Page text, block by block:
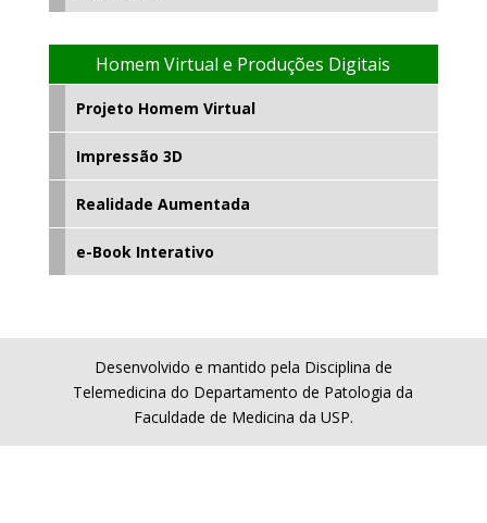
Homem Virtual e Produções Digitais
Projeto Homem Virtual
Impressão 3D
Realidade Aumentada
e-Book Interativo
Desenvolvido e mantido pela Disciplina de
Telemedicina do Departamento de Patologia da
Faculdade de Medicina da USP.